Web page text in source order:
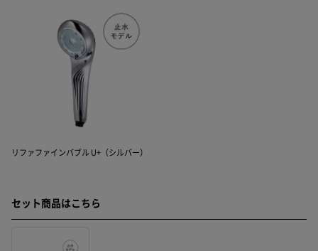
リファファインバブル U+（シルバー）
セット商品はこちら